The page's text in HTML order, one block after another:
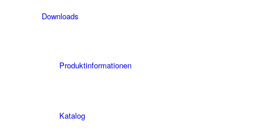
Downloads
Produktinformationen
Katalog